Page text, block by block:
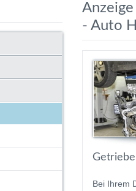
- Auto
Bei Ihrem